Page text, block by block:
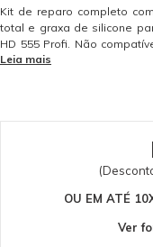
Kit de reparo completo
total e graxa de silicone
HD 555 Profi. Não
Antiga. Peça de
45802540 03 Gaxetas para
Óleo do Pistão -
pass - 93020390 01 Graxa
HD - 55840910 01
Carter - 63624710 01 O-
embalagem ilustrativa.
Leia mais
OU EM ATÉ
Ver